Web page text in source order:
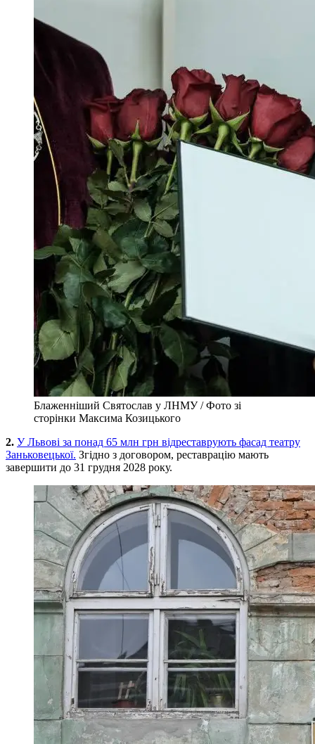
Блаженніший Святослав у ЛНМУ / Фото зі
сторінки Максима Козицького
2. У Львові за понад 65 млн грн відреставрують фасад театру
Заньковецької. Згідно з договором, реставрацію мають
завершити до 31 грудня 2028 року.